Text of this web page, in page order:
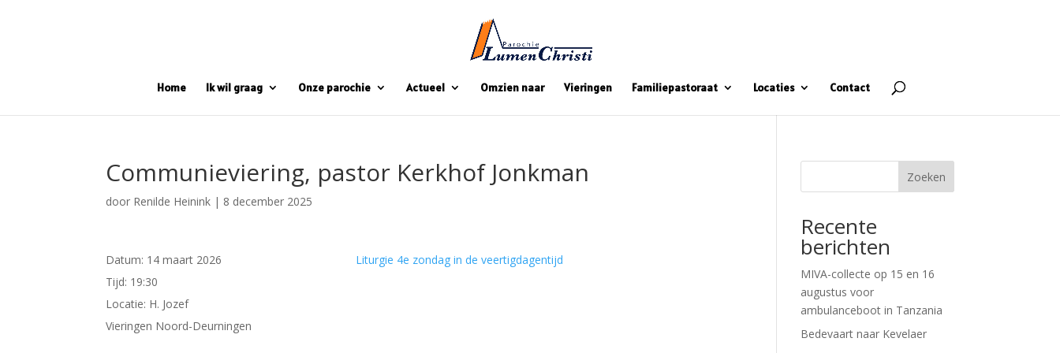
Home Ik wil graag Onze parochie Actueel Omzien naar Vieringen Familiepastoraat Locaties Contact
Communieviering, pastor Kerkhof Jonkman
door Renilde Heinink | 8 december 2025
Datum: 14 maart 2026
Tijd: 19:30
Locatie: H. Jozef
Vieringen Noord-Deurningen
Liturgie 4e zondag in de veertigdagentijd
Zoeken
Recente
berichten
MIVA-collecte op 15 en 16
augustus voor
ambulanceboot in Tanzania
Bedevaart naar Kevelaer